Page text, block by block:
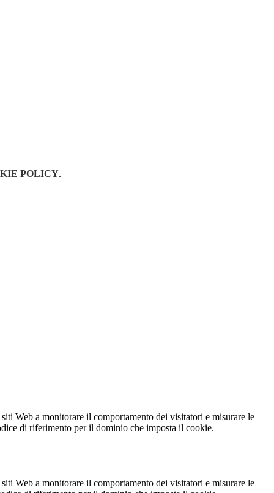
POLICY.
Web a monitorare il comportamento dei visitatori e misurare le
di riferimento per il dominio che imposta il cookie.
Web a monitorare il comportamento dei visitatori e misurare le